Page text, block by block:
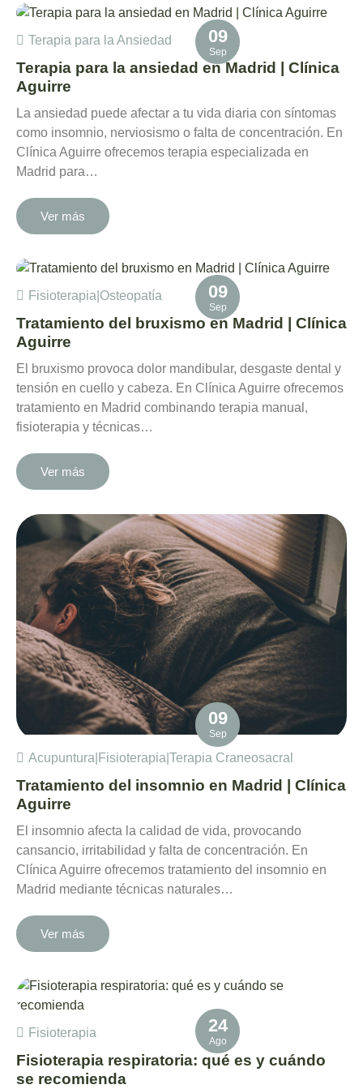
09
Sep
Terapia para la Ansiedad
Terapia para la ansiedad en Madrid | Clínica
Aguirre
La ansiedad puede afectar a tu vida diaria con síntomas
como insomnio, nerviosismo o falta de concentración. En
Clínica Aguirre ofrecemos terapia especializada en
Madrid para…
Ver más
09
Sep
Fisioterapia Osteopatía
Tratamiento del bruxismo en Madrid | Clínica
Aguirre
El bruxismo provoca dolor mandibular, desgaste dental y
tensión en cuello y cabeza. En Clínica Aguirre ofrecemos
tratamiento en Madrid combinando terapia manual,
fisioterapia y técnicas…
Ver más
09
Sep
Acupuntura Fisioterapia Terapia Craneosacral
Tratamiento del insomnio en Madrid | Clínica
Aguirre
El insomnio afecta la calidad de vida, provocando
cansancio, irritabilidad y falta de concentración. En
Clínica Aguirre ofrecemos tratamiento del insomnio en
Madrid mediante técnicas naturales…
Ver más
24
Ago
Fisioterapia
Fisioterapia respiratoria: qué es y cuándo
se recomienda